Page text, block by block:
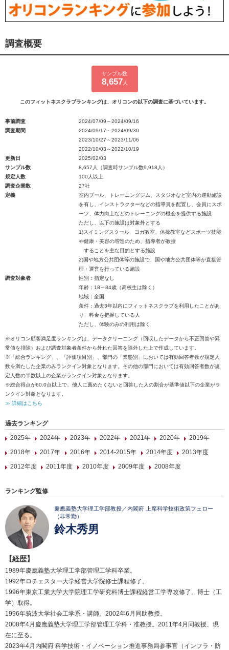
調査概要
サンプル数
8,657 人
このフィットネスクラブランキングは、オリコンの以下の調査に基づいています。
事前調査
2024/07/09～2024/09/16
調査期間
2024/09/17～2024/09/30
2023/10/27～2023/11/06
2022/10/03～2022/10/19
更新日
2025/02/03
サンプル数
8,657人（調査時サンプル数9,918人）
規定人数
100人以上
調査企業数
27社
定義
室内プール、トレーニングジム、スタジオなど室内の運動施設
を有し、インストラクターなどの指導員を配置し、会員にスポ
ーツ、体力向上などのトレーニングの機会を提供する施設
ただし、以下の施設は対象外とする
1)スイミングスクール、ヨガ教室、体操教室などスポーツ技能
や健康・美容の増進のため、指導者が教授
することを主な目的とする施設
2)国や地方公共団体等の施設で、国や地方公共団体等が直接管
理・運営を行っている施設
調査対象者
性別：指定なし
年齢：18～84歳（高校生は除く）
地域：全国
条件：過去3年以内にフィットネスクラブを利用したことがあ
り、料金を把握している人
ただし、体験のみの利用は除く
※オリコン顧客満足度ランキングは、データクリーニング（回収したデータから不正回答や異
常値を排除）および調査対象者条件から外れた回答を除外した上で作成しています。
※「総合ランキング」、「評価項目別」、部門の「業態別」においては有効回答者数が規定人
数を満たした企業のみランクイン対象となります。その他の部門においては有効回答者数が規
定人数の半数以上の企業がランクイン対象となります。
※総合得点が60.0点以上で、他人に薦めたくないと回答した人の割合が基準値以下の企業がラ
ンクイン対象となります。
≫ 詳細はこちら
過去ランキング
2025年
2024年 2023年 2022年 2021年 2020年
2019年
2018年
2017年 2016年 2014-2015年 2014年度
2013年度
2012年度
2011年度 2010年度 2009年度 2008年度
ランキング監修
慶應義塾大学理工学部教授／内閣府 上席科学技術政策フェロー
（非常勤）
鈴木秀男
【経歴】
1989年慶應義塾大学理工学部管理工学科卒業。
1992年ロチェスター大学経営大学院修士課程修了。
1996年東京工業大学大学院理工学研究科博士課程経営工学専攻修了。博士（工
学）取得。
1996年筑波大学社会工学系・講師。2002年6月同助教授。
2008年4月慶應義塾大学理工学部管理工学科・准教授。2011年4月同教授、現
在に至る。
2023年4月内閣府 科学技術・イノベーション推進事務局参事官（インフラ・防